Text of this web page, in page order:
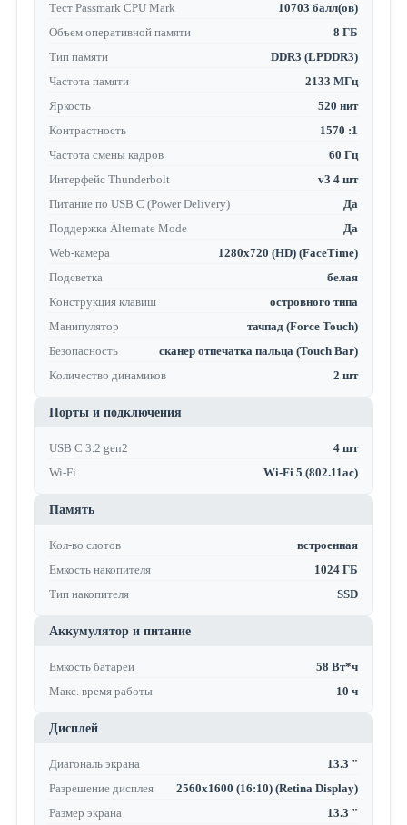
Тест Passmark CPU Mark
10703 балл(ов)
Объем оперативной памяти
8 ГБ
Тип памяти
DDR3 (LPDDR3)
Частота памяти
2133 МГц
Яркость
520 нит
Контрастность
1570 :1
Частота смены кадров
60 Гц
Интерфейс Thunderbolt
v3 4 шт
Питание по USB C (Power Delivery)
Да
Поддержка Alternate Mode
Да
Web-камера
1280x720 (HD) (FaceTime)
Подсветка
белая
Конструкция клавиш
островного типа
Манипулятор
тачпад (Force Touch)
Безопасность
сканер отпечатка пальца (Touch Bar)
Количество динамиков
2 шт
Порты и подключения
USB C 3.2 gen2
4 шт
Wi-Fi
Wi-Fi 5 (802.11ac)
Память
Кол-во слотов
встроенная
Емкость накопителя
1024 ГБ
Тип накопителя
SSD
Аккумулятор и питание
Емкость батареи
58 Вт*ч
Макс. время работы
10 ч
Дисплей
Диагональ экрана
13.3 "
Разрешение дисплея
2560x1600 (16:10) (Retina Display)
Размер экрана
13.3 "